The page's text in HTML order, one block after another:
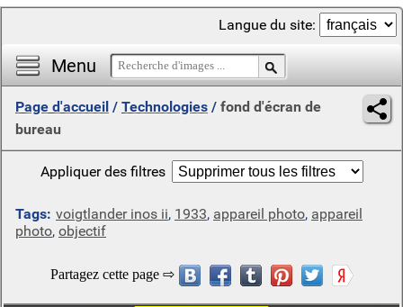
Menu
Langue du site:
Page d'accueil / Technologies / fond d'écran de
bureau
Appliquer des filtres
Tags: voigtlander inos ii, 1933, appareil photo, appareil
photo, objectif